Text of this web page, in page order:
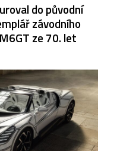
do původní
závodního
ze 70. let